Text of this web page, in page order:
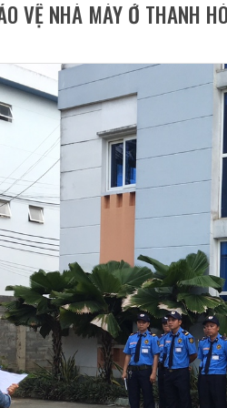
VỆ NHÀ MÁY Ở THANH